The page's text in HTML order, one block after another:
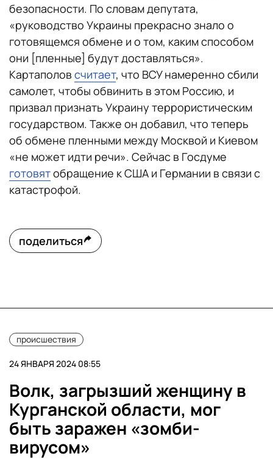
безопасности. По словам депутата,
«руководство Украины прекрасно знало о
готовящемся обмене и о том, каким способом
они [пленные] будут доставляться».
Картаполов считает, что ВСУ намеренно сбили
самолет, чтобы обвинить в этом Россию, и
призвал признать Украину террористическим
государством. Также он добавил, что теперь
об обмене пленными между Москвой и Киевом
«не может идти речи». Сейчас в Госдуме
готовятобращение к США и Германии в связи с
катастрофой.
поделиться
происшествия
24 ЯНВАРЯ 2024 08:55
Волк, загрызший женщину в
Курганской области, мог
быть заражен «зомби-
вирусом»